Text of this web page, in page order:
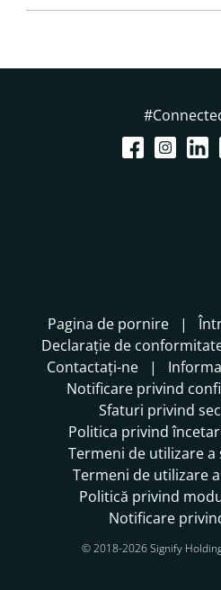
Pagina de pornire
Declarație de
Contactați-ne
Notificare privind
Sfaturi privind
Politica privind
Termeni de utilizare a
Termeni de utilizare
Politică privind
Notificare
© 2018-2026 Signify